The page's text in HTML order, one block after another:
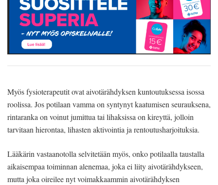
Myös fysioterapeutit ovat aivotärähdyksen kuntoutuksessa isossa
roolissa. Jos potilaan vamma on syntynyt kaatumisen seurauksena,
rintaranka on voinut jumittua tai lihaksissa on kireyttä, jolloin
tarvitaan hierontaa, lihasten aktivointia ja rentoutusharjoituksia.
Lääkärin vastaanotolla selvitetään myös, onko potilaalla taustalla
aikaisempaa toiminnan alenemaa, joka ei liity aivotärähdykseen,
mutta joka oireilee nyt voimakkaammin aivotärähdyksen